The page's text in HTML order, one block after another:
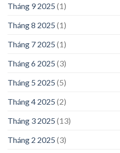
Tháng 9 2025 (1)
Tháng 8 2025 (1)
Tháng 7 2025 (1)
Tháng 6 2025 (3)
Tháng 5 2025 (5)
Tháng 4 2025 (2)
Tháng 3 2025 (13)
Tháng 2 2025 (3)